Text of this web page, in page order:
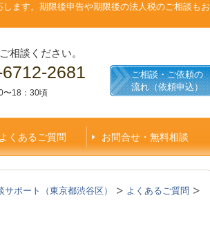
ます。期限後申告や期限後の法人税のご相談もお
相談ください。
2681
〜18：30頃
ご相談・ご依頼の
流れ（依頼申込）
よくあるご質問 お問合せ・無料相談
ポート（東京都渋谷区） よくあるご質問